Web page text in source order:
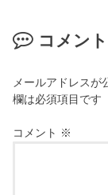
コメン
メールアドレスが
欄は必須項目です
コメント ※